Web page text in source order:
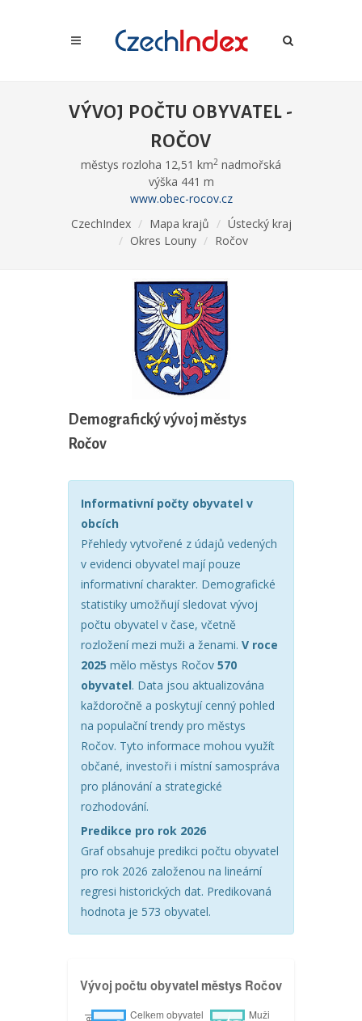
VÝVOJ POČTU OBYVATEL -
ROČOV
městys rozloha 12,51 km2 nadmořská
výška 441 m
www.obec-rocov.cz
CzechIndex
Mapa krajů
Ústecký kraj
Okres Louny
Ročov
Demografický vývoj městys
Ročov
Informativní počty obyvatel v
obcích
Přehledy vytvořené z údajů vedených
v evidenci obyvatel mají pouze
informativní charakter. Demografické
statistiky umožňují sledovat vývoj
počtu obyvatel v čase, včetně
rozložení mezi muži a ženami. V roce
2025 mělo městys Ročov 570
obyvatel. Data jsou aktualizována
každoročně a poskytují cenný pohled
na populační trendy pro městys
Ročov. Tyto informace mohou využít
občané, investoři i místní samospráva
pro plánování a strategické
rozhodování.
Predikce pro rok 2026
Graf obsahuje predikci počtu obyvatel
pro rok 2026 založenou na lineární
regresi historických dat. Predikovaná
hodnota je 573 obyvatel.